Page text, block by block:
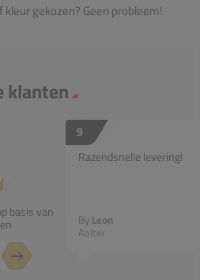
gekozen? Geen probleem!
klanten
basis van
9
Razendsnelle levering!
By Leon
Aalter